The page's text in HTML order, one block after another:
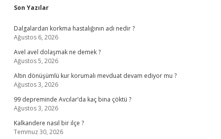
Sidebar
Son Yazılar
Dalgalardan korkma hastalığının adı nedir ?
Ağustos 6, 2026
Avel avel dolaşmak ne demek ?
Ağustos 5, 2026
Altın dönüşümlü kur korumalı mevduat devam ediyor mu ?
Ağustos 3, 2026
99 depreminde Avcılar’da kaç bina çöktü ?
Ağustos 3, 2026
Kalkandere nasıl bir ilçe ?
Temmuz 30, 2026